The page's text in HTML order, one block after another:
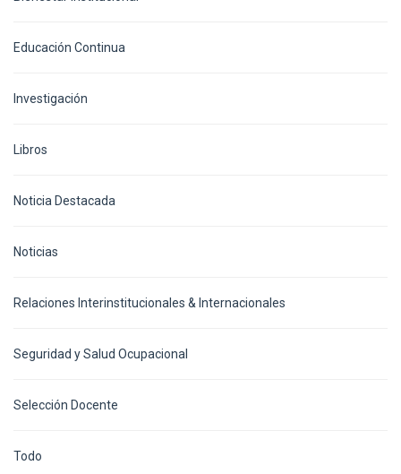
Educación Continua
Investigación
Libros
Noticia Destacada
Noticias
Relaciones Interinstitucionales & Internacionales
Seguridad y Salud Ocupacional
Selección Docente
Todo